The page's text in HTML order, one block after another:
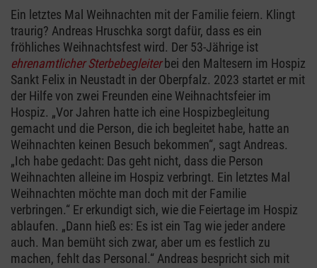
Ein letztes Mal Weihnachten mit der Familie feiern. Klingt
traurig? Andreas Hruschka sorgt dafür, dass es ein
fröhliches Weihnachtsfest wird. Der 53-Jährige ist
ehrenamtlicher Sterbebegleiterbei den Maltesern im Hospiz
Sankt Felix in Neustadt in der Oberpfalz. 2023 startet er mit
der Hilfe von zwei Freunden eine Weihnachtsfeier im
Hospiz. „Vor Jahren hatte ich eine Hospizbegleitung
gemacht und die Person, die ich begleitet habe, hatte an
Weihnachten keinen Besuch bekommen“, sagt Andreas.
„Ich habe gedacht: Das geht nicht, dass die Person
Weihnachten alleine im Hospiz verbringt. Ein letztes Mal
Weihnachten möchte man doch mit der Familie
verbringen.“ Er erkundigt sich, wie die Feiertage im Hospiz
ablaufen. „Dann hieß es: Es ist ein Tag wie jeder andere
auch. Man bemüht sich zwar, aber um es festlich zu
machen, fehlt das Personal.“ Andreas bespricht sich mit